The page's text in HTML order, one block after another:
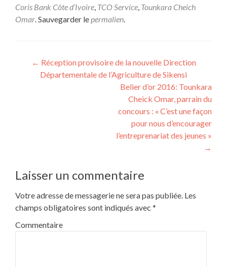
Coris Bank Côte d’Ivoire, TCO Service, Tounkara Cheich
Omar. Sauvegarder lepermalien.
Navigation de l’article
← Réception provisoire de la nouvelle Direction
Départementale de l’Agriculture de Sikensi
Belier d’or 2016: Tounkara
Cheick Omar, parrain du
concours : « C’est une façon
pour nous d’encourager
l’entreprenariat des jeunes »
→
Laisser un commentaire
Votre adresse de messagerie ne sera pas publiée. Les
champs obligatoires sont indiqués avec *
Commentaire